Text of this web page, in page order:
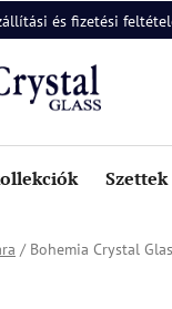
és fizetési
Szettek
/ Bohemia Crystal